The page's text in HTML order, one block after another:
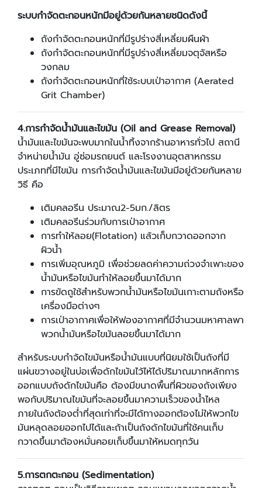
ระบบกำจัดตะกอนหนักมีอยู่ด้วยกันหลายชนิดดังนี้
ถังกำจัดตะกอนหนักที่มีรูปร่างสี่เหลี่ยมผืนผ้า
ถังกำจัดตะกอนหนักที่มีรูปร่างสี่เหลี่ยมจตุจัสหรือ
วงกลม
ถังกำจัดตะกอนหนักที่ใช้ระบบเป่าอากาศ (Aerated
Grit Chamber)
4.การกำจัดน้ำมันและไขมัน (Oil and Grease Removal)
น้ำมันและไขมันจะพบมากในน้ำทิ้งจากร้านอาหารทั่วไป สถานี
จำหน่ายน้ำมัน อู่ซ่อมรถยนต์ และโรงงานอุตสาหกรรม
ประเภทที่มีไขมัน การกำจัดน้ำมันและไขมันมีอยู่ด้วยกันหลาย
วิธี คือ
เติมคลอรีน ประมาณ2-5มก./ลิตร
เติมคลอรีนร่วมกับการเป่าอากาศ
การทำให้ลอย(Flotation) แล้วเก็บกวาดออกจาก
ผิวน้ำ
การเพิ่มอุณหภูมิ เพื่อช่วยลดค่าความถ่วงจำเพาะของ
น้ำมันหรือไขมันทำให้ลอยขึ้นมาได้มาก
การขัดถูใช้สำหรับพวกน้ำมันหรือไขมันเกาะตามถังหรือ
เครื่องมือต่างๆ
การเป่าอากาศเพื่อให้ฟองอากาศที่มีจำนวนมหาศาลพา
พวกน้ำมันหรือไขมันลอยขึ้นมาได้มาก
สำหรับระบบกำจัดไขมันหรือน้ำมันแบบที่นิยมใช้เป็นถังที่มี
แผ่นขวางอยู่ในบ่อเพื่อดักไขมันไว้ไห้ได้ปริมาณมากหลักการ
ออกแบบถังดักไขมันคือ ต้องมีขนาดพื้นที่ผิวของถังเพียง
พอกับปริมาณไขมันที่จะลอยขึ้นมาความเร็วของน้ำไหล
ภายในถังต้องต่ำที่สุดเท่าที่จะมีได้ทางออกต้องไม่ให้พวกไข
มันหลุดลอยออกไปได้และถ้าเป็นถังดักไขมันที่ใช้คนเก็บ
กวาดขึ้นมาต้องหมั่นคอยเก็บขึ้นมาให้หมดทุกวัน
5.การตกตะกอน (Sedimentation)